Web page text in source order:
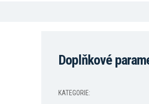
Doplňkové
KATEGORIE: